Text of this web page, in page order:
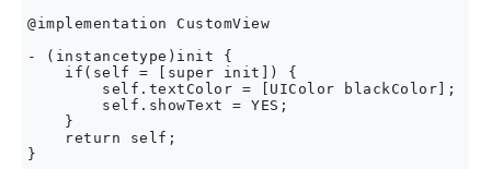
@implementation CustomView
- (instancetype)init {
    if(self = [super init]) {
        self.textColor = [UIColor blackColor];
        self.showText = YES;
    }
    return self;
}